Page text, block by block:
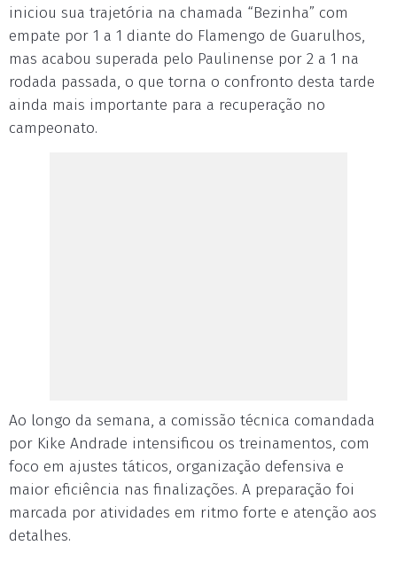
iniciou sua trajetória na chamada “Bezinha” com
empate por 1 a 1 diante do Flamengo de Guarulhos,
mas acabou superada pelo Paulinense por 2 a 1 na
rodada passada, o que torna o confronto desta tarde
ainda mais importante para a recuperação no
campeonato.
Ao longo da semana, a comissão técnica comandada
por Kike Andrade intensificou os treinamentos, com
foco em ajustes táticos, organização defensiva e
maior eficiência nas finalizações. A preparação foi
marcada por atividades em ritmo forte e atenção aos
detalhes.